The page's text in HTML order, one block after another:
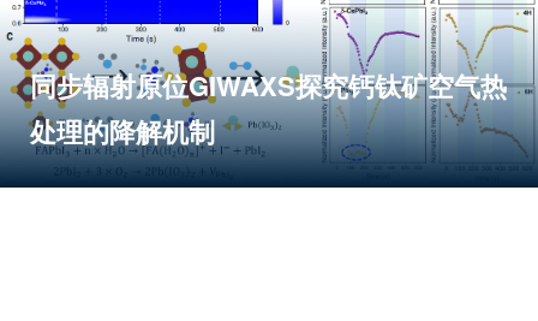
同步辐射原位GIWAXS探究钙钛矿空气热
处理的降解机制